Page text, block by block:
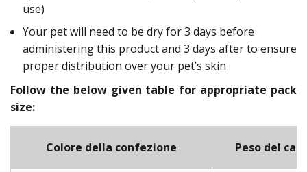
use)
Your pet will need to be dry for 3 days before
administering this product and 3 days after to ensure
proper distribution over your pet’s skin
Follow the below given table for appropriate pack
size:
Colore della confezione Peso del